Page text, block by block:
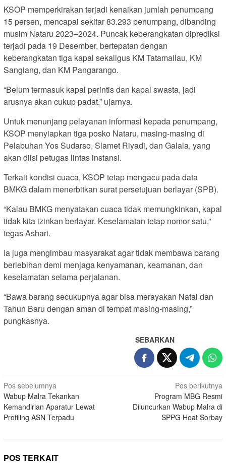
KSOP memperkirakan terjadi kenaikan jumlah penumpang
15 persen, mencapai sekitar 83.293 penumpang, dibanding
musim Nataru 2023–2024. Puncak keberangkatan diprediksi
terjadi pada 19 Desember, bertepatan dengan
keberangkatan tiga kapal sekaligus KM Tatamailau, KM
Sangiang, dan KM Pangarango.
“Belum termasuk kapal perintis dan kapal swasta, jadi
arusnya akan cukup padat,” ujarnya.
Untuk menunjang pelayanan informasi kepada penumpang,
KSOP menyiapkan tiga posko Nataru, masing-masing di
Pelabuhan Yos Sudarso, Slamet Riyadi, dan Galala, yang
akan diisi petugas lintas instansi.
Terkait kondisi cuaca, KSOP tetap mengacu pada data
BMKG dalam menerbitkan surat persetujuan berlayar (SPB).
“Kalau BMKG menyatakan cuaca tidak memungkinkan, kapal
tidak kita izinkan berlayar. Keselamatan tetap nomor satu,”
tegas Ashari.
Ia juga mengimbau masyarakat agar tidak membawa barang
berlebihan demi menjaga kenyamanan, keamanan, dan
keselamatan selama perjalanan.
“Bawa barang secukupnya agar bisa merayakan Natal dan
Tahun Baru dengan aman di tempat masing-masing,”
pungkasnya.
SEBARKAN
Navigasi
pos
Pos sebelumnya
Wabup Malra Tekankan
Kemandirian Aparatur Lewat
Profiling ASN Terpadu
Pos berikutnya
Program MBG Resmi
Diluncurkan Wabup Malra di
SPPG Hoat Sorbay
POS TERKAIT